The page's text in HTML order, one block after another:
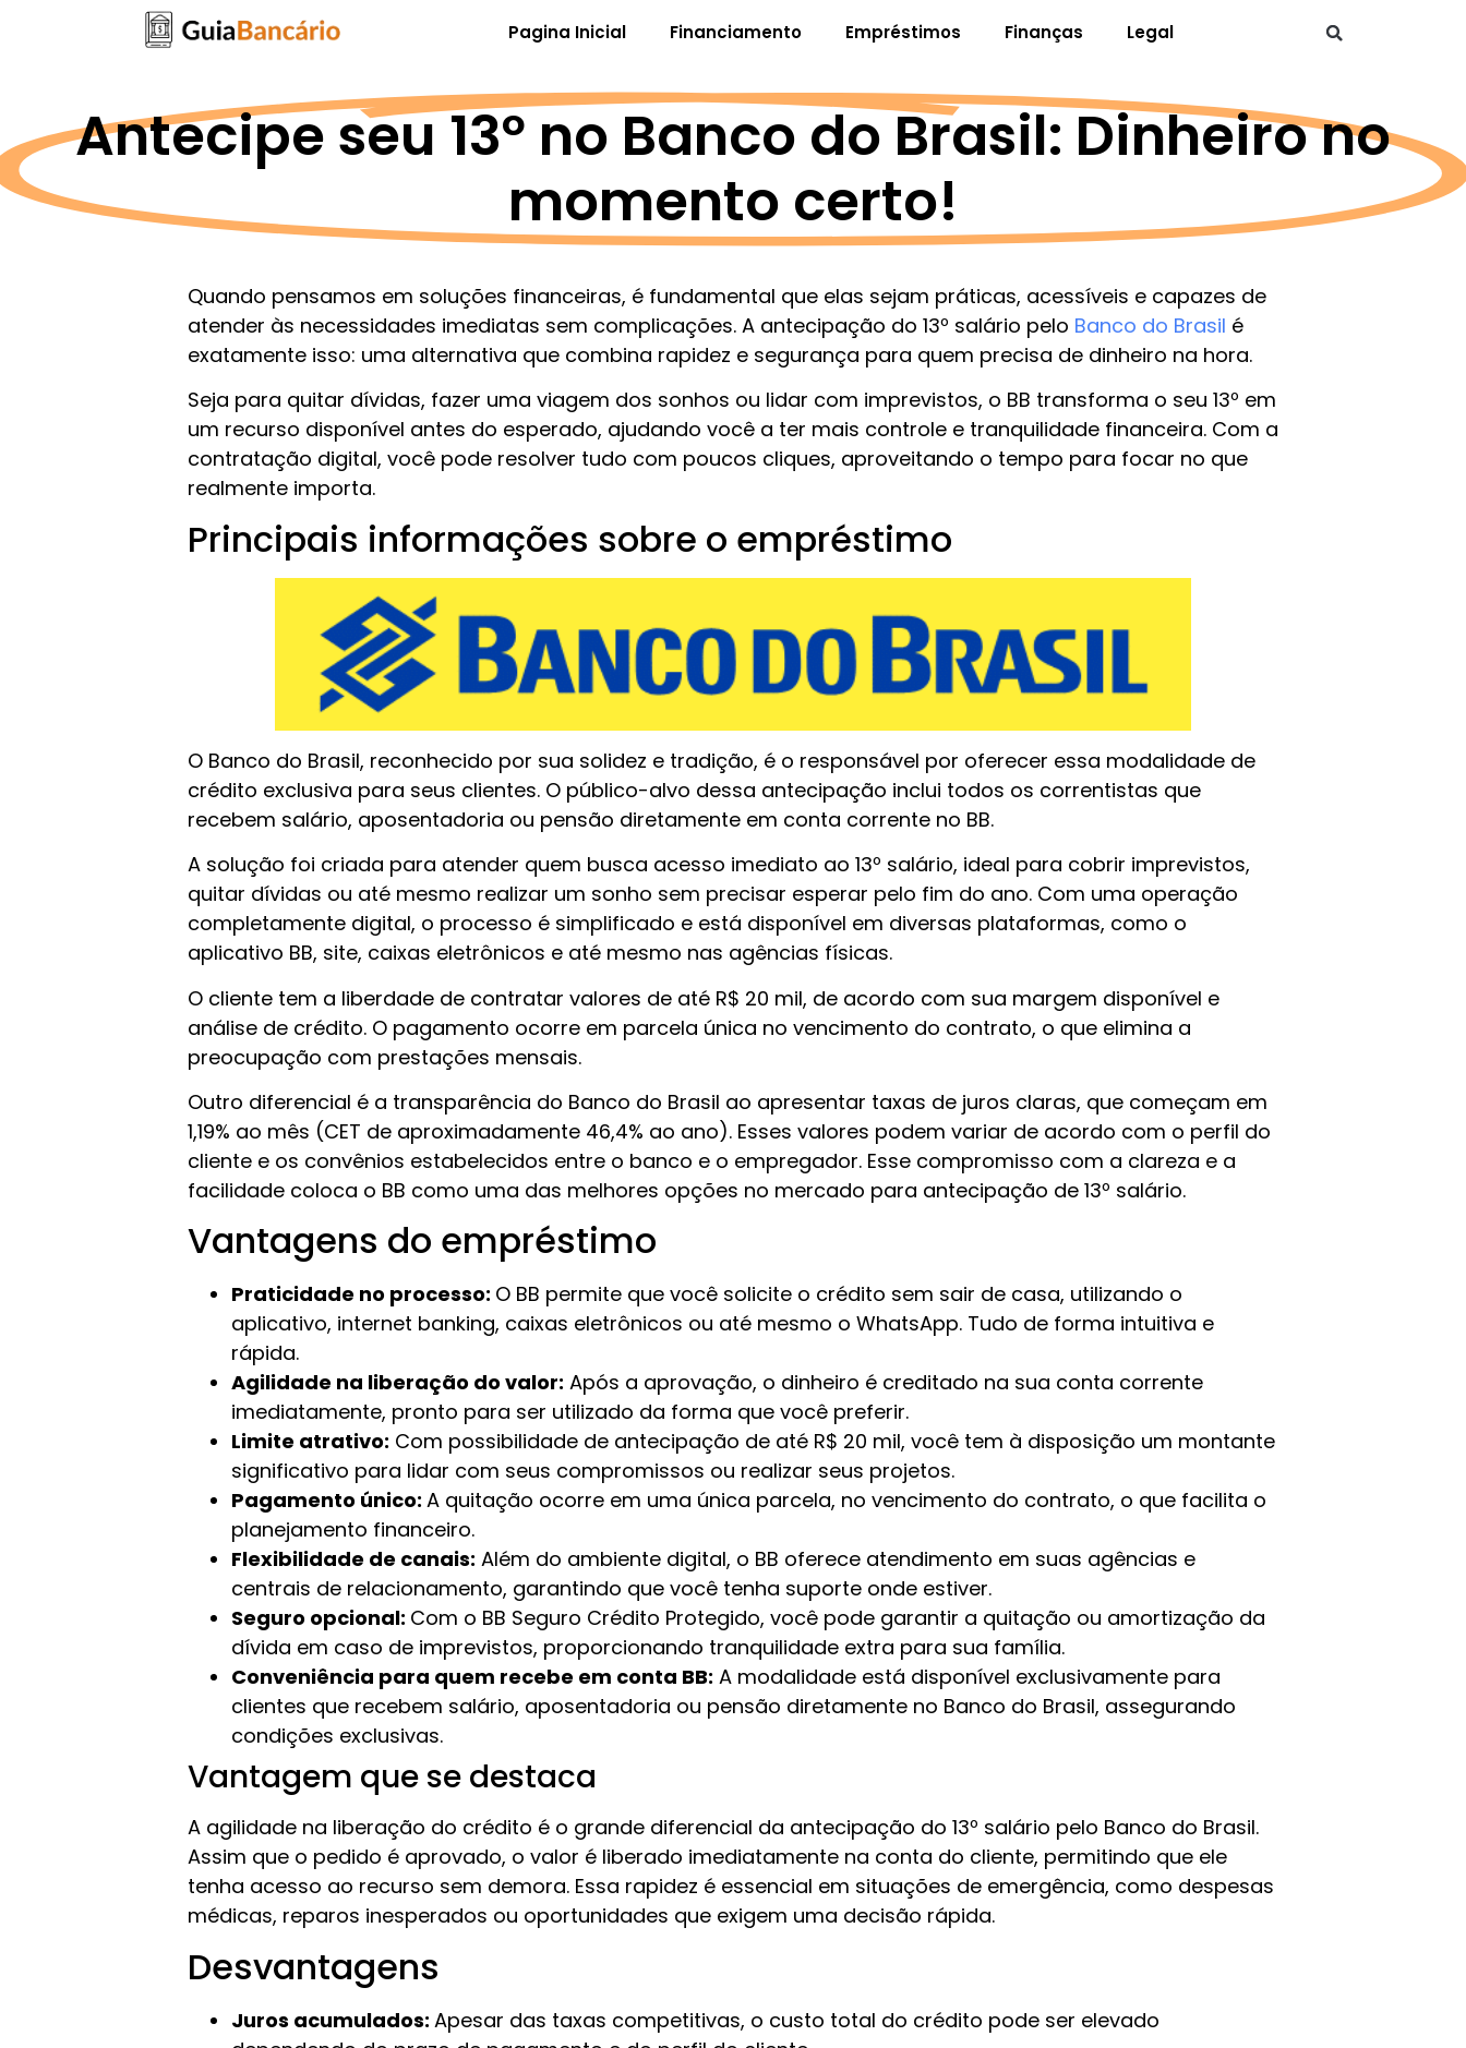
Pagina Inicial Financiamento Empréstimos Finanças Legal
Antecipe seu 13º no Banco do Brasil: Dinheiro no
momento certo!
Quando pensamos em soluções financeiras, é fundamental que elas sejam práticas, acessíveis e capazes de
atender às necessidades imediatas sem complicações. A antecipação do 13º salário pelo Banco do Brasil é
exatamente isso: uma alternativa que combina rapidez e segurança para quem precisa de dinheiro na hora.
Seja para quitar dívidas, fazer uma viagem dos sonhos ou lidar com imprevistos, o BB transforma o seu 13º em
um recurso disponível antes do esperado, ajudando você a ter mais controle e tranquilidade financeira. Com a
contratação digital, você pode resolver tudo com poucos cliques, aproveitando o tempo para focar no que
realmente importa.
Principais informações sobre o empréstimo
O Banco do Brasil, reconhecido por sua solidez e tradição, é o responsável por oferecer essa modalidade de
crédito exclusiva para seus clientes. O público-alvo dessa antecipação inclui todos os correntistas que
recebem salário, aposentadoria ou pensão diretamente em conta corrente no BB.
A solução foi criada para atender quem busca acesso imediato ao 13º salário, ideal para cobrir imprevistos,
quitar dívidas ou até mesmo realizar um sonho sem precisar esperar pelo fim do ano. Com uma operação
completamente digital, o processo é simplificado e está disponível em diversas plataformas, como o
aplicativo BB, site, caixas eletrônicos e até mesmo nas agências físicas.
O cliente tem a liberdade de contratar valores de até R$ 20 mil, de acordo com sua margem disponível e
análise de crédito. O pagamento ocorre em parcela única no vencimento do contrato, o que elimina a
preocupação com prestações mensais.
Outro diferencial é a transparência do Banco do Brasil ao apresentar taxas de juros claras, que começam em
1,19% ao mês (CET de aproximadamente 46,4% ao ano). Esses valores podem variar de acordo com o perfil do
cliente e os convênios estabelecidos entre o banco e o empregador. Esse compromisso com a clareza e a
facilidade coloca o BB como uma das melhores opções no mercado para antecipação de 13º salário.
Vantagens do empréstimo
Praticidade no processo: O BB permite que você solicite o crédito sem sair de casa, utilizando o
aplicativo, internet banking, caixas eletrônicos ou até mesmo o WhatsApp. Tudo de forma intuitiva e
rápida.
Agilidade na liberação do valor: Após a aprovação, o dinheiro é creditado na sua conta corrente
imediatamente, pronto para ser utilizado da forma que você preferir.
Limite atrativo: Com possibilidade de antecipação de até R$ 20 mil, você tem à disposição um montante
significativo para lidar com seus compromissos ou realizar seus projetos.
Pagamento único: A quitação ocorre em uma única parcela, no vencimento do contrato, o que facilita o
planejamento financeiro.
Flexibilidade de canais: Além do ambiente digital, o BB oferece atendimento em suas agências e
centrais de relacionamento, garantindo que você tenha suporte onde estiver.
Seguro opcional: Com o BB Seguro Crédito Protegido, você pode garantir a quitação ou amortização da
dívida em caso de imprevistos, proporcionando tranquilidade extra para sua família.
Conveniência para quem recebe em conta BB: A modalidade está disponível exclusivamente para
clientes que recebem salário, aposentadoria ou pensão diretamente no Banco do Brasil, assegurando
condições exclusivas.
Vantagem que se destaca
A agilidade na liberação do crédito é o grande diferencial da antecipação do 13º salário pelo Banco do Brasil.
Assim que o pedido é aprovado, o valor é liberado imediatamente na conta do cliente, permitindo que ele
tenha acesso ao recurso sem demora. Essa rapidez é essencial em situações de emergência, como despesas
médicas, reparos inesperados ou oportunidades que exigem uma decisão rápida.
Desvantagens
Juros acumulados: Apesar das taxas competitivas, o custo total do crédito pode ser elevado